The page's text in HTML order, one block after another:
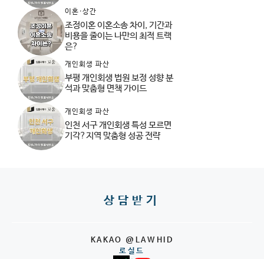
이혼·상간
조정이혼 이혼소송 차이, 기간과
비용을 줄이는 나만의 최적 트랙
은?
개인회생 파산
부평 개인회생 법원 보정 성향 분
석과 맞춤형 면책 가이드
개인회생 파산
인천 서구 개인회생 특성 모르면
기각?지역 맞춤형 성공 전략
상담받기
KAKAO @LAWHID
로실드